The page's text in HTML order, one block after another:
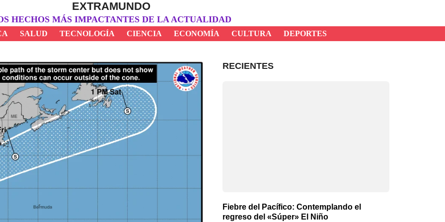
EXTRAMUNDO
HECHOS MÁS IMPACTANTES DE LA ACTUALIDAD
SALUD TECNOLOGÍA CIENCIA ECONOMÍA CULTURA DEPORTES
RECIENTES
Fiebre del Pacífico: Contemplando el
regreso del «Súper» El Niño